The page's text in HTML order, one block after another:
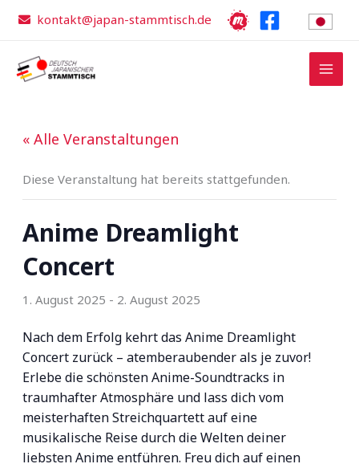
Inhalt
kontakt@japan-stammtisch.de
« Alle Veranstaltungen
Diese Veranstaltung hat bereits stattgefunden.
Anime Dreamlight
Concert
1. August 2025 - 2. August 2025
Nach dem Erfolg kehrt das Anime Dreamlight
Concert zurück – atemberaubender als je zuvor!
Erlebe die schönsten Anime-Soundtracks in
traumhafter Atmosphäre und lass dich vom
meisterhaften Streichquartett auf eine
musikalische Reise durch die Welten deiner
liebsten Anime entführen. Freu dich auf einen